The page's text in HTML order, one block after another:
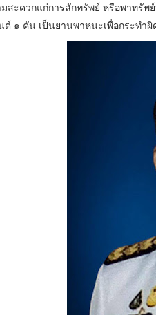
มสะดวกแก่การลักทรัพย์ หรือพาทรั
ต์ ๑ คัน เป็นยานพาหนะเพื่อกระทำ